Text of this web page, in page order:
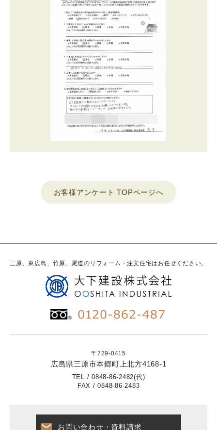
お客様アンケート TOPページへ
三原、東広島、竹原、尾道のリフォーム・注文住宅はお任せください。
〒729-0415
広島県三原市本郷町上北方4168-1
TEL / 0848-86-2482(代)
FAX / 0848-86-2483
お問い合わせ・資料請求